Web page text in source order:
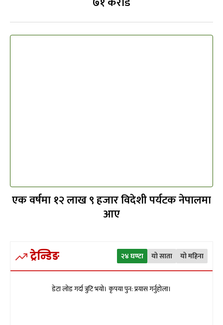
एक वर्षमा १२ लाख ९ हजार विदेशी पर्यटक नेपालमा
आए
ट्रेन्डिङ २४ घण्टा यो साता यो महिना
डेटा लोड गर्दा त्रुटि भयो। कृपया पुन: प्रयास गर्नुहोला।